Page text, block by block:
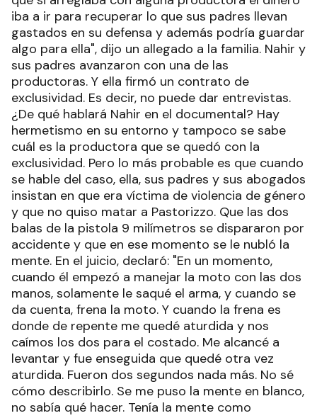
iba a ir para recuperar lo que sus padres llevan
gastados en su defensa y además podría guardar
algo para ella", dijo un allegado a la familia. Nahir y
sus padres avanzaron con una de las
productoras. Y ella firmó un contrato de
exclusividad. Es decir, no puede dar entrevistas.
¿De qué hablará Nahir en el documental? Hay
hermetismo en su entorno y tampoco se sabe
cuál es la productora que se quedó con la
exclusividad. Pero lo más probable es que cuando
se hable del caso, ella, sus padres y sus abogados
insistan en que era víctima de violencia de género
y que no quiso matar a Pastorizzo. Que las dos
balas de la pistola 9 milímetros se dispararon por
accidente y que en ese momento se le nubló la
mente. En el juicio, declaró: "En un momento,
cuando él empezó a manejar la moto con las dos
manos, solamente le saqué el arma, y cuando se
da cuenta, frena la moto. Y cuando la frena es
donde de repente me quedé aturdida y nos
caímos los dos para el costado. Me alcancé a
levantar y fue enseguida que quedé otra vez
aturdida. Fueron dos segundos nada más. No sé
cómo describirlo. Se me puso la mente en blanco,
no sabía qué hacer. Tenía la mente como